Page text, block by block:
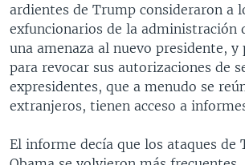
ardientes de Trump consideraron a
exfuncionarios de la administración
una amenaza al nuevo presidente, y
para revocar sus autorizaciones de
expresidentes, que a menudo se
extranjeros, tienen acceso a
El informe decía que los ataques de